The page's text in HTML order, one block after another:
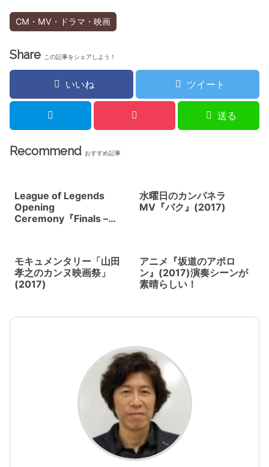
CM・MV・ドラマ・映画
Share この記事をシェアしよう！
いいね ツイート
送る
Recommend おすすめ記事
League of Legends
Opening
Ceremony『Finals –
ングセレモニーARのドラ
ゴンが宙を舞う
水曜日のカンパネラ
MV『バク』(2017)
モキュメンタリー「山田
孝之のカンヌ映画祭」
(2017)
アニメ『坂道のアポロ
ン』(2017)演奏シーンが
素晴らしい！